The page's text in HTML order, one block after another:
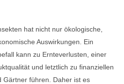
hat nicht nur ökologische,
Auswirkungen. Ein
kann zu Ernteverlusten, einer
und letztlich zu finanziellen
Gärtner führen. Daher ist es